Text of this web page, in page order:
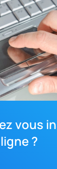
vous
ligne ?